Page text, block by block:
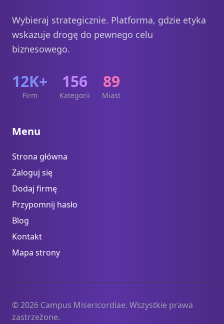
Wybieraj strategicznie. Platforma, gdzie etyka
wskazuje drogę do pewnego celu
biznesowego.
12K+
Firm
156
Kategorii
89
Miast
Menu
Strona główna
Zaloguj się
Dodaj firmę
Przypomnij hasło
Blog
Kontakt
Mapa strony
© 2026 Campus Misericordiae. Wszystkie prawa
zastrzeżone.